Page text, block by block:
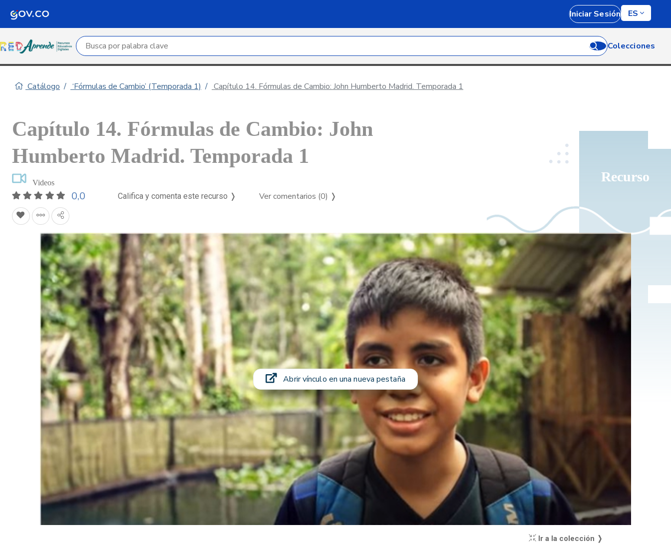
Iniciar Sesión ES
Campo de búsqueda por palabra clave Colecciones
Catálogo ‘Fórmulas de Cambio’ (Temporada 1) Capítulo 14. Fórmulas de Cambio: John Humberto Madrid. Temporada 1
Recurso
Capítulo 14. Fórmulas de Cambio: John
Humberto Madrid. Temporada 1
Videos
0,0 Califica y comenta este recurso ❭ Ver comentarios (0) ❭
Abrir vínculo en una nueva pestaña
Ir a la colección ❭